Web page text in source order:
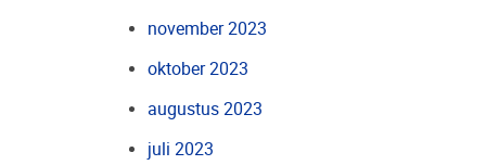
november 2023
oktober 2023
augustus 2023
juli 2023